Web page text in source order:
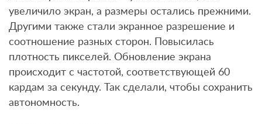
увеличило экран, а размеры остались прежними.
Другими также стали экранное разрешение и
соотношение разных сторон. Повысилась
плотность пикселей. Обновление экрана
происходит с частотой, соответствующей 60
кардам за секунду. Так сделали, чтобы сохранить
автономность.